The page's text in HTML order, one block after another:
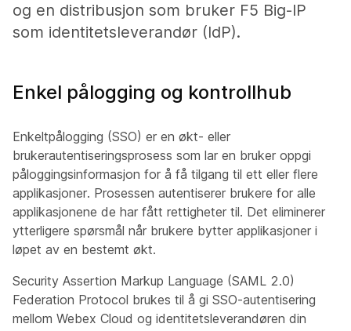
og en distribusjon som bruker F5 Big-IP
som identitetsleverandør (IdP).
Enkel pålogging og kontrollhub
Enkeltpålogging (SSO) er en økt- eller
brukerautentiseringsprosess som lar en bruker oppgi
påloggingsinformasjon for å få tilgang til ett eller flere
applikasjoner. Prosessen autentiserer brukere for alle
applikasjonene de har fått rettigheter til. Det eliminerer
ytterligere spørsmål når brukere bytter applikasjoner i
løpet av en bestemt økt.
Security Assertion Markup Language (SAML 2.0)
Federation Protocol brukes til å gi SSO-autentisering
mellom Webex Cloud og identitetsleverandøren din